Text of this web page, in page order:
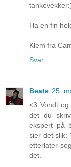
Ha en fin
Klem fra
Svar
Beate 25.
<3 Vondt
det du
ekspert på
sier det slik:
etterlater
det.